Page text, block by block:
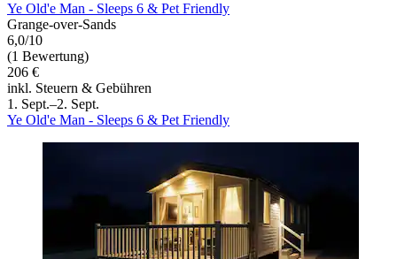
Ye Old'e Man - Sleeps 6 & Pet Friendly
Grange-over-Sands
6,0/10
(1 Bewertung)
206 €
inkl. Steuern & Gebühren
1. Sept.–2. Sept.
Ye Old'e Man - Sleeps 6 & Pet Friendly